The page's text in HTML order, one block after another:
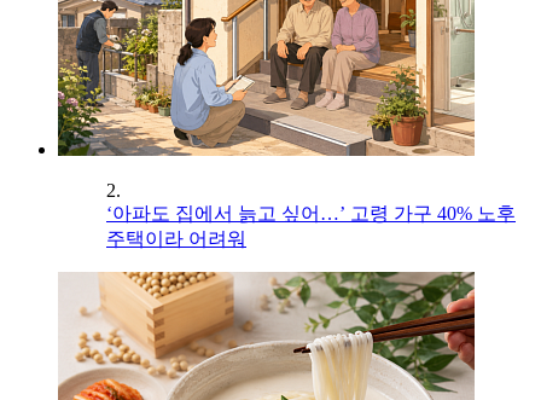
2.
‘아파도 집에서 늙고 싶어…’ 고령 가구 40% 노후
주택이라 어려워